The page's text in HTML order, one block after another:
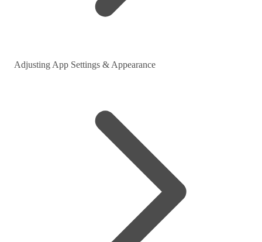
Adjusting App Settings & Appearance